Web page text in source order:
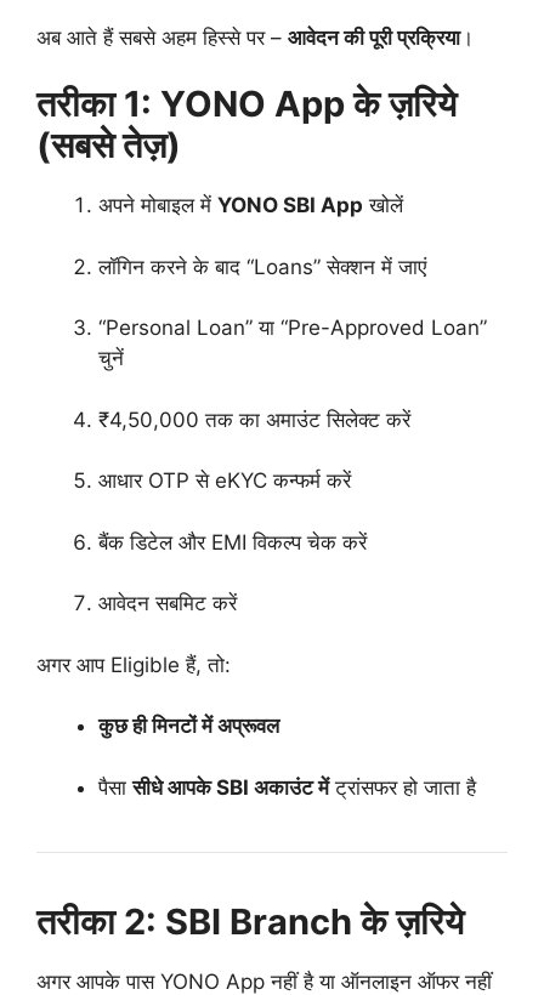
अब आते हैं सबसे अहम हिस्से पर – आवेदन की पूरी प्रक्रिया।
तरीका 1: YONO App के ज़रिये
(सबसे तेज़)
अपने मोबाइल में YONO SBI App खोलें
लॉगिन करने के बाद “Loans” सेक्शन में जाएं
“Personal Loan” या “Pre-Approved Loan”
चुनें
₹4,50,000 तक का अमाउंट सिलेक्ट करें
आधार OTP से eKYC कन्फर्म करें
बैंक डिटेल और EMI विकल्प चेक करें
आवेदन सबमिट करें
अगर आप Eligible हैं, तो:
कुछ ही मिनटों में अप्रूवल
पैसासीधे आपके SBI अकाउंट मेंट्रांसफर हो जाता है
तरीका 2: SBI Branch के ज़रिये
अगर आपके पास YONO App नहीं है या ऑनलाइन ऑफर नहीं